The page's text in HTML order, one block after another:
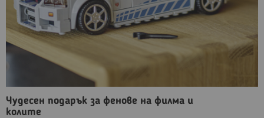
Чудесен подарък за фенове на филма и
колите